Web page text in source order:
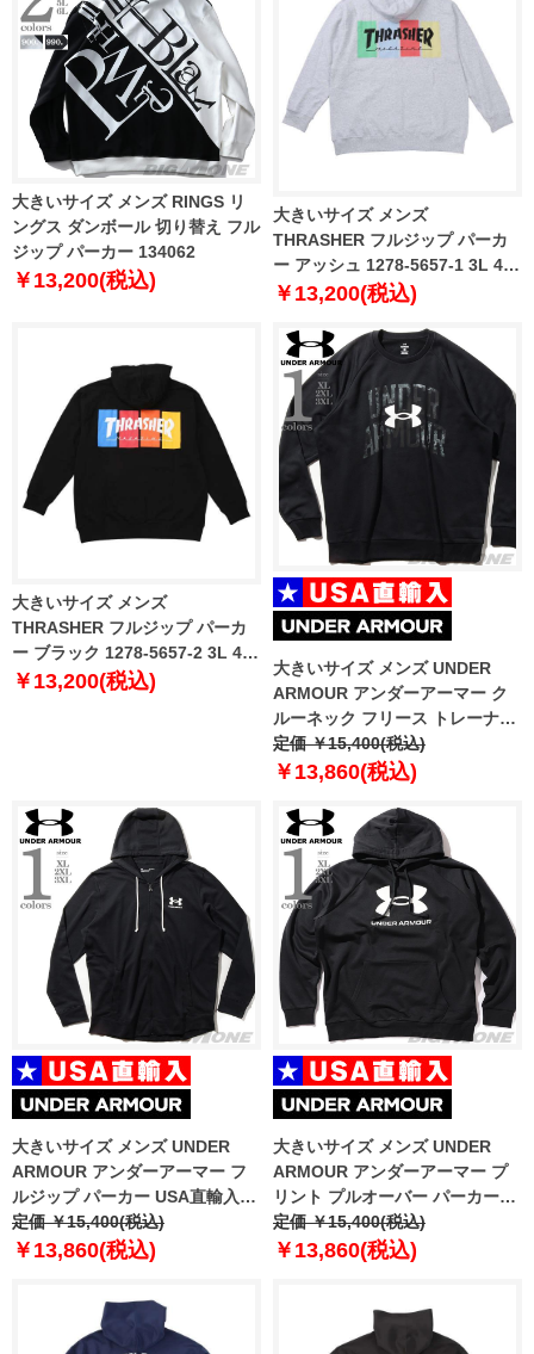
大きいサイズ メンズ RINGS リ
ングス ダンボール 切り替え フル
ジップ パーカー 134062
￥13,200(税込)
大きいサイズ メンズ
THRASHER フルジップ パーカ
ー アッシュ 1278-5657-1 3L 4L
5L 6L 8L
￥13,200(税込)
大きいサイズ メンズ
THRASHER フルジップ パーカ
ー ブラック 1278-5657-2 3L 4L
5L 6L 8L
￥13,200(税込)
大きいサイズ メンズ UNDER
ARMOUR アンダーアーマー ク
ルーネック フリース トレーナー
RIVAL FLEECE WORDMARK
DYE CREW USA直輸入
定価 ￥15,400(税込)
￥13,860(税込)
大きいサイズ メンズ UNDER
ARMOUR アンダーアーマー フ
ルジップ パーカー USA直輸入
1370409-001
定価 ￥15,400(税込)
￥13,860(税込)
大きいサイズ メンズ UNDER
ARMOUR アンダーアーマー プ
リント プルオーバー パーカー
USA直輸入 1379758-001
定価 ￥15,400(税込)
￥13,860(税込)